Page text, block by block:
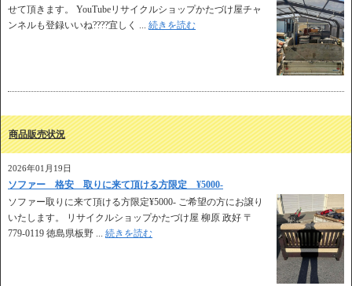
せて頂きます。 YouTubeリサイクルショップかたづけ屋チャ
ンネルも登録いいね????宜しく ... 続きを読む
商品販売状況
2026年01月19日
ソファー 格安 取りに来て頂ける方限定 ¥5000-
ソファー取りに来て頂ける方限定¥5000- ご希望の方にお譲り
いたします。 リサイクルショップかたづけ屋 柳原 政好 〒
779-0119 徳島県板野 ... 続きを読む